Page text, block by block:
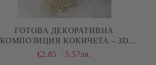
ГОТОВА ДЕКОРАТИВНА
КОМПОЗИЦИЯ КОКИЧЕТА – 3D
ЕЛЕМЕНТ ЗА КАРТИЧКИ И
€2.85 5.57лв.